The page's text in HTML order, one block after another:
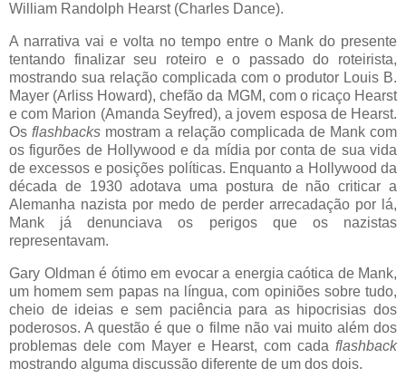
William Randolph Hearst (Charles Dance).
A narrativa vai e volta no tempo entre o Mank do presente
tentando finalizar seu roteiro e o passado do roteirista,
mostrando sua relação complicada com o produtor Louis B.
Mayer (Arliss Howard), chefão da MGM, com o ricaço Hearst
e com Marion (Amanda Seyfred), a jovem esposa de Hearst.
Os flashbacks mostram a relação complicada de Mank com
os figurões de Hollywood e da mídia por conta de sua vida
de excessos e posições políticas. Enquanto a Hollywood da
década de 1930 adotava uma postura de não criticar a
Alemanha nazista por medo de perder arrecadação por lá,
Mank já denunciava os perigos que os nazistas
representavam.
Gary Oldman é ótimo em evocar a energia caótica de Mank,
um homem sem papas na língua, com opiniões sobre tudo,
cheio de ideias e sem paciência para as hipocrisias dos
poderosos. A questão é que o filme não vai muito além dos
problemas dele com Mayer e Hearst, com cada flashback
mostrando alguma discussão diferente de um dos dois.